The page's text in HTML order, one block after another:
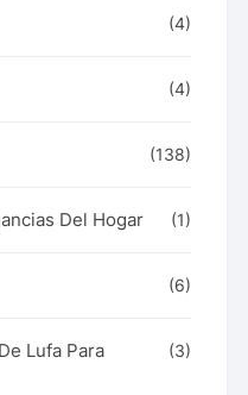
(4)
(4)
(138)
Del Hogar (1)
(6)
Lufa Para
(3)